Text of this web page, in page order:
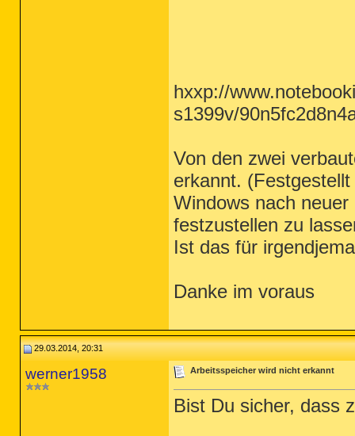
hxxp://
s1399v/
Von den zwei
erkannt.
Windows nach
festzustellen zu
Ist das für
Danke im voraus
29.03.2014, 20:31
werner1958 Arbeitsspeicher wird nicht erkannt
Bist Du sicher, dass